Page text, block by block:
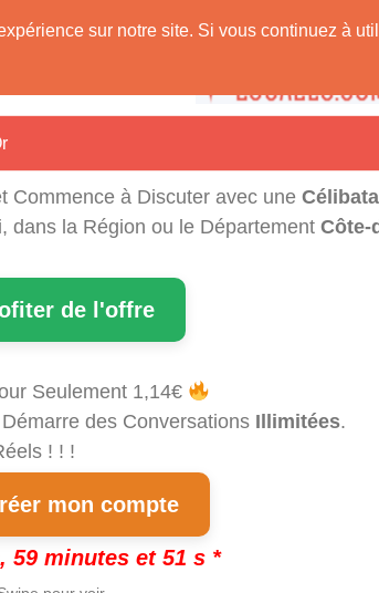
sur notre site. Si vous continuez à
!
Commence à Discuter avec une
dans la Région ou le Département Côte-
de l'offre
Seulement 1,14€
des Conversations Illimitées.
! ! !
mon compte
59 minutes et 50 s *